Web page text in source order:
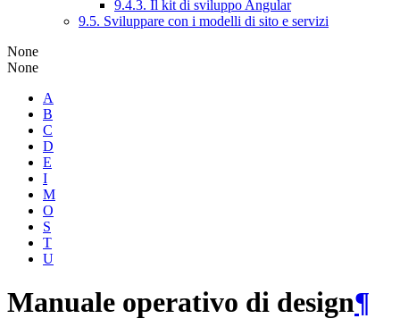
9.4.3. Il kit di sviluppo Angular
9.5. Sviluppare con i modelli di sito e servizi
None
None
A
B
C
D
E
I
M
O
S
T
U
Manuale operativo di design¶